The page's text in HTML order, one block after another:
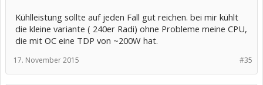
Kühlleistung sollte auf jeden Fall gut reichen. bei mir kühlt
die kleine variante ( 240er Radi) ohne Probleme meine CPU,
die mit OC eine TDP von ~200W hat.
#35
17. November 2015